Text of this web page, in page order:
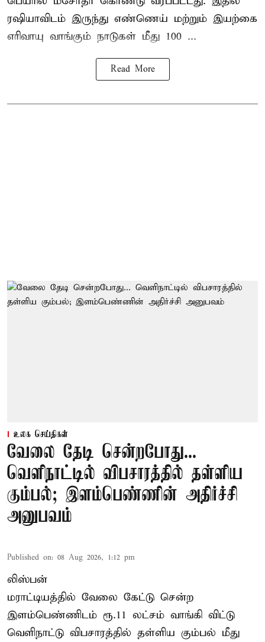
ரஷியாவிடம் இருந்து எண்ணெய் மற்றும் இயற்கை
எரிவாயு வாங்கும் நாடுகள் மீது 100 ...
Read More
உலக செய்திகள்
வேலை தேடி சென்றபோது...
வெளிநாட்டில் விபசாரத்தில் தள்ளிய
கும்பல்; இளம்பெண்ணின் அதிர்ச்சி
அனுபவம்
Published on: 08 Aug 2026, 1:12 pm
லிஸ்பன்
மராட்டியத்தில் வேலை கேட்டு சென்ற
இளம்பெண்ணிடம் ரூ.11 லட்சம் வாங்கி விட்டு
வெளிநாட்டு விபசாரத்தில் தள்ளிய கும்பல் மீது